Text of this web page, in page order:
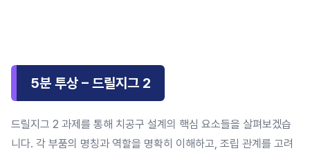
5분 투상 – 드릴지그 2
드릴지그 2 과제를 통해 치공구 설계의 핵심 요소들을 살펴보겠습
니다. 각 부품의 명칭과 역할을 명확히 이해하고, 조립 관계를 고려